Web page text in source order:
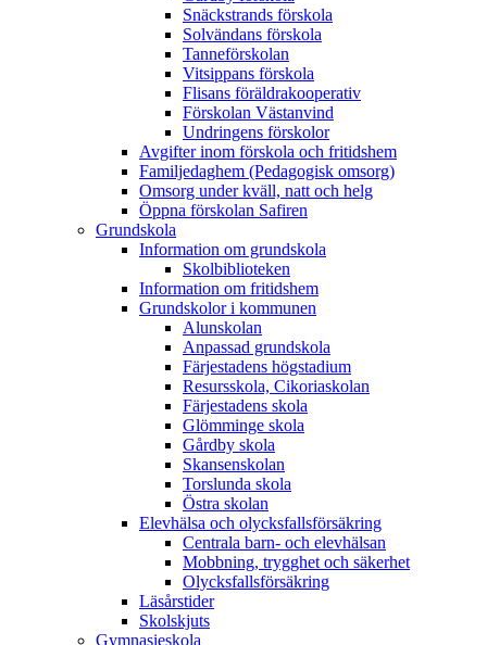
Snäckstrands förskola
Solvändans förskola
Tanneförskolan
Vitsippans förskola
Flisans föräldrakooperativ
Förskolan Västanvind
Undringens förskolor
Avgifter inom förskola och fritidshem
Familjedaghem (Pedagogisk omsorg)
Omsorg under kväll, natt och helg
Öppna förskolan Safiren
Grundskola
Information om grundskola
Skolbiblioteken
Information om fritidshem
Grundskolor i kommunen
Alunskolan
Anpassad grundskola
Färjestadens högstadium
Resursskola, Cikoriaskolan
Färjestadens skola
Glömminge skola
Gårdby skola
Skansenskolan
Torslunda skola
Östra skolan
Elevhälsa och olycksfallsförsäkring
Centrala barn- och elevhälsan
Mobbning, trygghet och säkerhet
Olycksfallsförsäkring
Läsårstider
Skolskjuts
Gymnasieskola